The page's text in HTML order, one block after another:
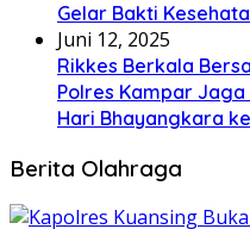
Gelar Bakti
Juni 12, 2025
Rikkes Berkala
Polres Kampar
Hari Bhayangkara
Berita Olahraga